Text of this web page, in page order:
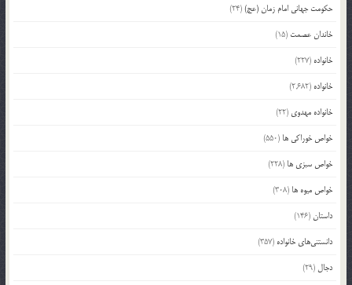
حکومت جهانی امام زمان (عج)(24)
خاندان عصمت (15)
خانواده (227)
خانواده (2,682)
خانواده مهدوی (22)
خواص خوراکی ها (550)
خواص سبزی ها (228)
خواص میوه ها (308)
داستان(146)
دانستنی‌های خانواده (357)
دجال (29)